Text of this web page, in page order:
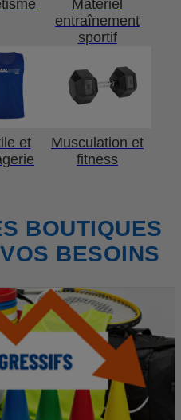
Matériel
entraînement
sportif
et
Musculation et
fitness
BOUTIQUES
BESOINS